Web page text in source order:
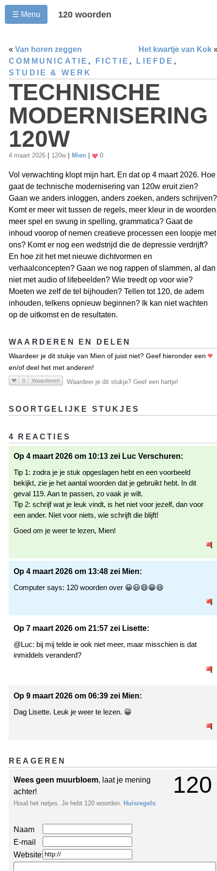
☰ Menu 120 woorden
« Van horen zeggen Het kwartje van Kok
COMMUNICATIE , FICTIE , LIEFDE ,
STUDIE & WERK
TECHNISCHE
MODERNISERING
120W
4 maart 2026 120w Mien 0
Vol verwachting klopt mijn hart. En dat op 4 maart 2026. Hoe
gaat de technische modernisering van 120w eruit zien?
Gaan we anders inloggen, anders zoeken, anders schrijven?
Komt er meer wit tussen de regels, meer kleur in de
meer spel en swung in spelling, grammatica? Gaat de
inhoud voorop of nemen creatieve processen een loopje met
ons? Komt er nog een wedstrijd die de depressie verdrijft?
En hoe zit het met nieuwe dichtvormen en
verhaalconcepten? Gaan we nog rappen of slammen, al dan
niet met audio of lifebeelden? Wie treedt op voor wie?
Moeten we zelf de tel bijhouden? Tellen tot 120, de adem
inhouden, telkens opnieuw beginnen? Ik kan niet wachten
op de uitkomst en de resultaten.
WAARDEREN EN DELEN
Waardeer je dit stukje van Mien of juist niet? Geef hieronder een
en/of deel het met anderen!
0 Waarderen! Waardeer je dit stukje? Geef een hartje!
SOORTGELIJKE STUKJES
4 REACTIES
Op 4 maart 2026 om 10:13 zei Luc Verschuren:
Tip 1: zodra je je stuk opgeslagen hebt en een voorbeeld
bekijkt, zie je het aantal woorden dat je gebruikt hebt. In dit
geval 119. Aan te passen, zo vaak je wilt.
Tip 2: schrijf wat je leuk vindt, is het niet voor jezelf, dan voor
een ander. Niet voor niets, wie schrijft die blijft!
Goed om je weer te lezen, Mien!
Op 4 maart 2026 om 13:48 zei Mien:
Computer says: 120 woorden over 😀😃😄😁😆
Op 7 maart 2026 om 21:57 zei Lisette:
@Luc: bij mij telde ie ook niet meer, maar misschien is dat
inmiddels veranderd?
Op 9 maart 2026 om 06:39 zei Mien:
Dag Lisette. Leuk je weer te lezen. 😀
REAGEREN
120
Wees geen muurbloem, laat je mening
achter!
Houd het netjes. Je hebt 120 woorden. Huisregels
Naam
E-mail
Website: